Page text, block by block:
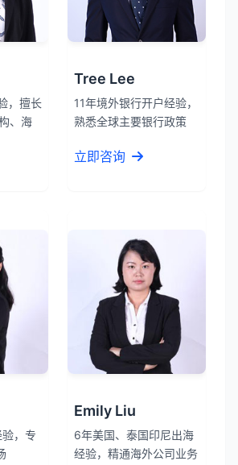
，擅长
、海
Tree Lee
11年境外银行开户经验，
熟悉全球主要银行政策
立即咨询
，专
Emily Liu
6年美国、泰国印尼出海
经验，精通海外公司业务